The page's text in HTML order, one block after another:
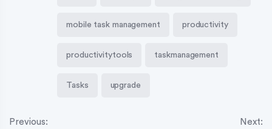
mobile task management productivity
productivitytools taskmanagement
Tasks upgrade
Previous: Next: